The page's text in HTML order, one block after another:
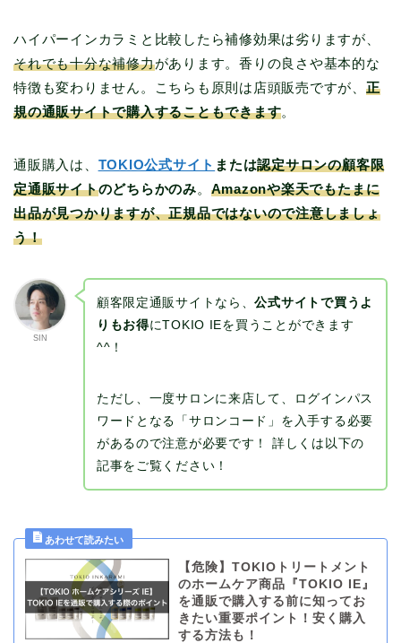
ハイパーインカラミと比較したら補修効果は劣りますが、
それでも十分な補修力があります。香りの良さや基本的な
特徴も変わりません。こちらも原則は店頭販売ですが、正
規の通販サイトで購入することもできます。
通販購入は、 TOKIO公式サイト または認定サロンの顧客限
定通販サイトのどちらかのみ。 Amazonや楽天でもたまに
出品が見つかりますが、正規品ではないので注意しましょ
う！
SIN
顧客限定通販サイトなら、公式サイトで買うよ
りもお得にTOKIO IEを買うことができます
^^！
ただし、一度サロンに来店して、ログインパス
ワードとなる「サロンコード」を入手する必要
があるので注意が必要です！ 詳しくは以下の
記事をご覧ください！
【危険】TOKIOトリートメント
のホームケア商品『TOKIO IE』
を通販で購入する前に知ってお
きたい重要ポイント！安く購入
する方法も！